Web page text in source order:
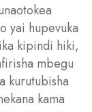
yai hupevuka
kipindi hiki,
mbegu
kurutubisha
kama